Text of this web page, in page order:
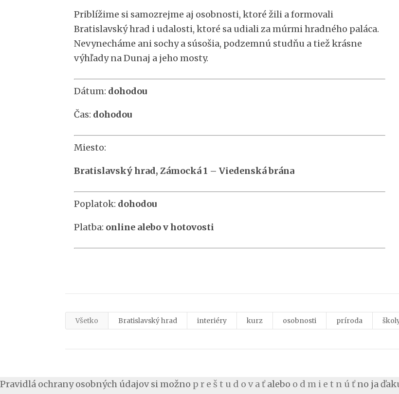
Priblížime si samozrejme aj osobnosti, ktoré žili a formovali
Bratislavský hrad i udalosti, ktoré sa udiali za múrmi hradného paláca.
Nevynecháme ani sochy a súsošia, podzemnú studňu a tiež krásne
výhľady na Dunaj a jeho mosty.
Dátum: dohodou
Čas: dohodou
Miesto:
Bratislavský hrad, Zámocká 1 – Viedenská brána
Poplatok: dohodou
Platba: online alebo v hotovosti
Všetko Bratislavský hrad interiéry kurz osobnosti príroda
Pravidlá ochrany osobných údajov si možno p r e š t u d o v a ťalebo o d m i e t n ú ťno ja